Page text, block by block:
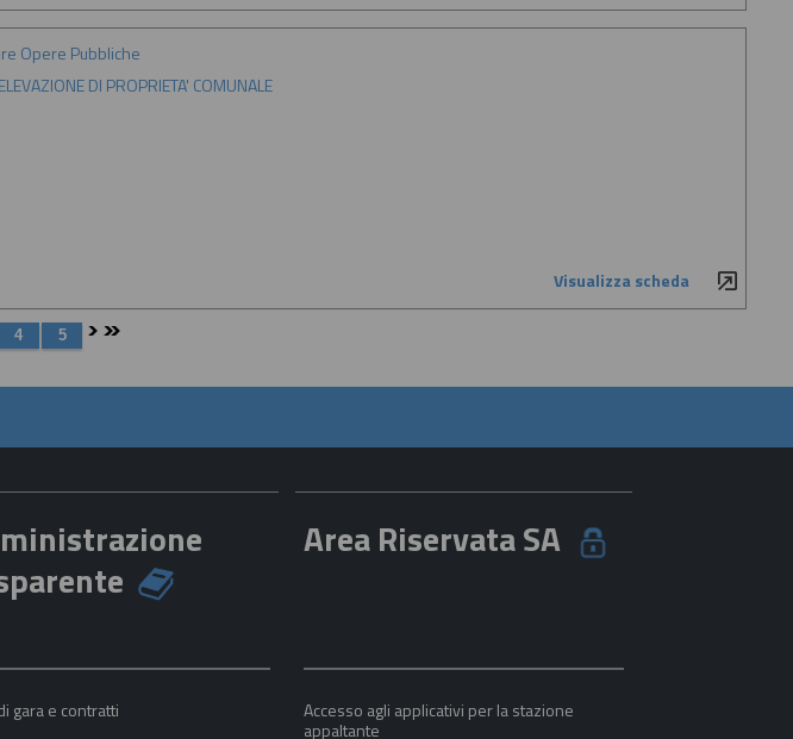
Opere Pubbliche
DI PROPRIETA' COMUNALE
Visualizza scheda
Area Riservata SA
gara e contratti
Accesso agli applicativi per la stazione
appaltante